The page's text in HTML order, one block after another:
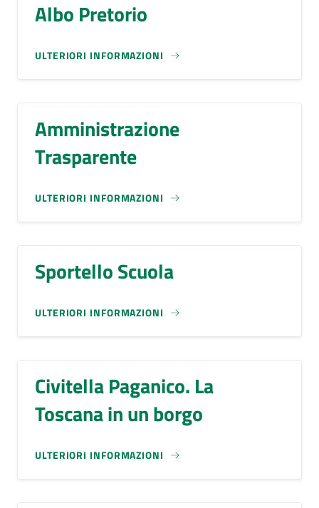
Albo Pretorio
ULTERIORI INFORMAZIONI
Amministrazione
Trasparente
ULTERIORI INFORMAZIONI
Sportello Scuola
ULTERIORI INFORMAZIONI
Civitella Paganico. La
Toscana in un borgo
ULTERIORI INFORMAZIONI